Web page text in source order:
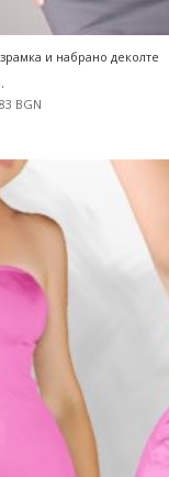
и набрано деколте
BGN